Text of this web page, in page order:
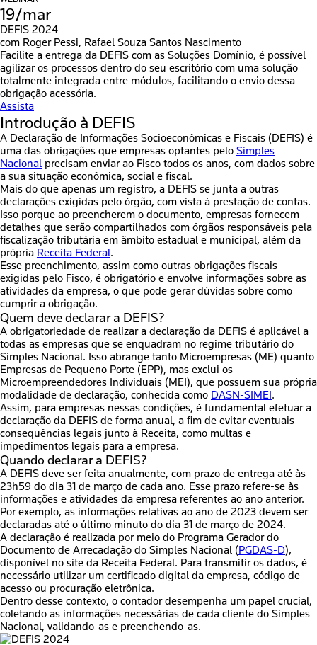
19/mar
DEFIS 2024
com Roger Pessi, Rafael Souza Santos Nascimento
Facilite a entrega da DEFIS com as Soluções Domínio, é possível
agilizar os processos dentro do seu escritório com uma solução
totalmente integrada entre módulos, facilitando o envio dessa
obrigação acessória.
Assista
Introdução à DEFIS
A Declaração de Informações Socioeconômicas e Fiscais (DEFIS) é
uma das obrigações que empresas optantes pelo Simples
Nacional precisam enviar ao Fisco todos os anos, com dados sobre
a sua situação econômica, social e fiscal.
Mais do que apenas um registro, a DEFIS se junta a outras
declarações exigidas pelo órgão, com vista à prestação de contas.
Isso porque ao preencherem o documento, empresas fornecem
detalhes que serão compartilhados com órgãos responsáveis pela
fiscalização tributária em âmbito estadual e municipal, além da
própria Receita Federal.
Esse preenchimento, assim como outras obrigações fiscais
exigidas pelo Fisco, é obrigatório e envolve informações sobre as
atividades da empresa, o que pode gerar dúvidas sobre como
cumprir a obrigação.
Quem deve declarar a DEFIS?
A obrigatoriedade de realizar a declaração da DEFIS é aplicável a
todas as empresas que se enquadram no regime tributário do
Simples Nacional. Isso abrange tanto Microempresas (ME) quanto
Empresas de Pequeno Porte (EPP), mas exclui os
Microempreendedores Individuais (MEI), que possuem sua própria
modalidade de declaração, conhecida como DASN-SIMEI.
Assim, para empresas nessas condições, é fundamental efetuar a
declaração da DEFIS de forma anual, a fim de evitar eventuais
consequências legais junto à Receita, como multas e
impedimentos legais para a empresa.
Quando declarar a DEFIS?
A DEFIS deve ser feita anualmente, com prazo de entrega até às
23h59 do dia 31 de março de cada ano. Esse prazo refere-se às
informações e atividades da empresa referentes ao ano anterior.
Por exemplo, as informações relativas ao ano de 2023 devem ser
declaradas até o último minuto do dia 31 de março de 2024.
A declaração é realizada por meio do Programa Gerador do
Documento de Arrecadação do Simples Nacional (PGDAS-D),
disponível no site da Receita Federal. Para transmitir os dados, é
necessário utilizar um certificado digital da empresa, código de
acesso ou procuração eletrônica.
Dentro desse contexto, o contador desempenha um papel crucial,
coletando as informações necessárias de cada cliente do Simples
Nacional, validando-as e preenchendo-as.